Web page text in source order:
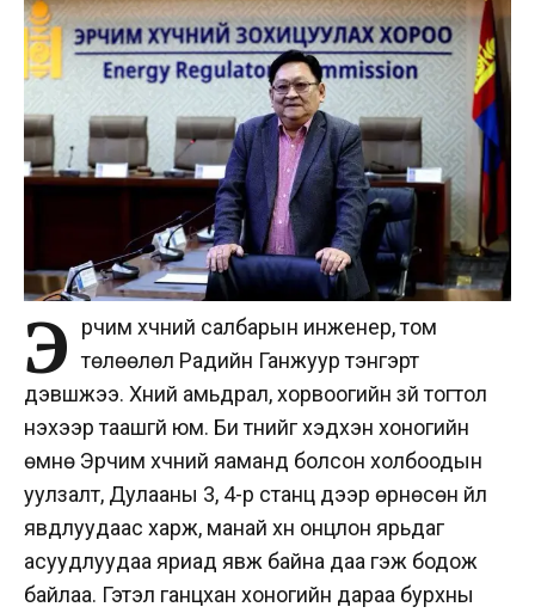
Э
рчим хүчний салбарын инженер, том
төлөөлөл Радийн Ганжуур тэнгэрт
дэвшжээ. Хүний амьдрал, хорвоогийн зүй тогтол
үнэхээр таашгүй юм. Би түүнийг хэдхэн хоногийн
өмнө Эрчим хүчний яаманд болсон холбоодын
уулзалт, Дулааны 3, 4-р станц дээр өрнөсөн үйл
явдлуудаас харж, манай хүн онцлон ярьдаг
асуудлуудаа яриад явж байна даа гэж бодож
байлаа. Гэтэл ганцхан хоногийн дараа бурхны